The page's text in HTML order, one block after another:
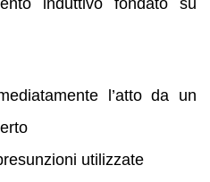
induttivo fondato su
l’atto da un
utilizzate